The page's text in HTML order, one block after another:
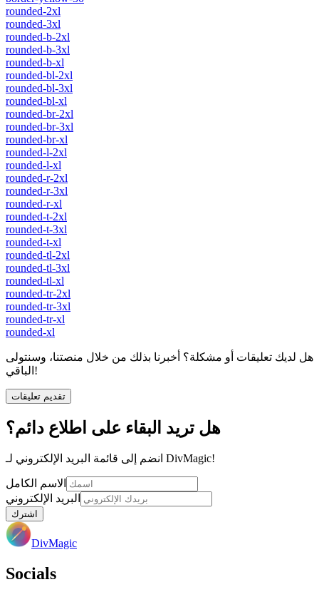
rounded-2xl
rounded-3xl
rounded-b-2xl
rounded-b-3xl
rounded-b-xl
rounded-bl-2xl
rounded-bl-3xl
rounded-bl-xl
rounded-br-2xl
rounded-br-3xl
rounded-br-xl
rounded-l-2xl
rounded-l-xl
rounded-r-2xl
rounded-r-3xl
rounded-r-xl
rounded-t-2xl
rounded-t-3xl
rounded-t-xl
rounded-tl-2xl
rounded-tl-3xl
rounded-tl-xl
rounded-tr-2xl
rounded-tr-3xl
rounded-tr-xl
rounded-xl
هل لديك تعليقات أو مشكلة؟ أخبرنا بذلك من خلال منصتنا، وسنتولى
الباقي!
تقديم تعليقات
هل تريد البقاء على اطلاع دائم؟
انضم إلى قائمة البريد الإلكتروني لـ DivMagic!
الاسم الكامل
البريد الإلكتروني
اشترك
DivMagic
Socials